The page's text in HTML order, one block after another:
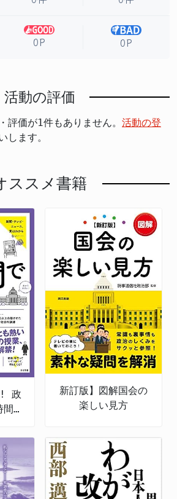
0P 0P
活動の評価
評価が1件もありません。 活動の登
します。
ススメ書籍
! 政
で
新訂版】図解国会の
楽しい見方